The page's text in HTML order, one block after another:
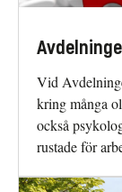
Vid
kring många
också
rustade för